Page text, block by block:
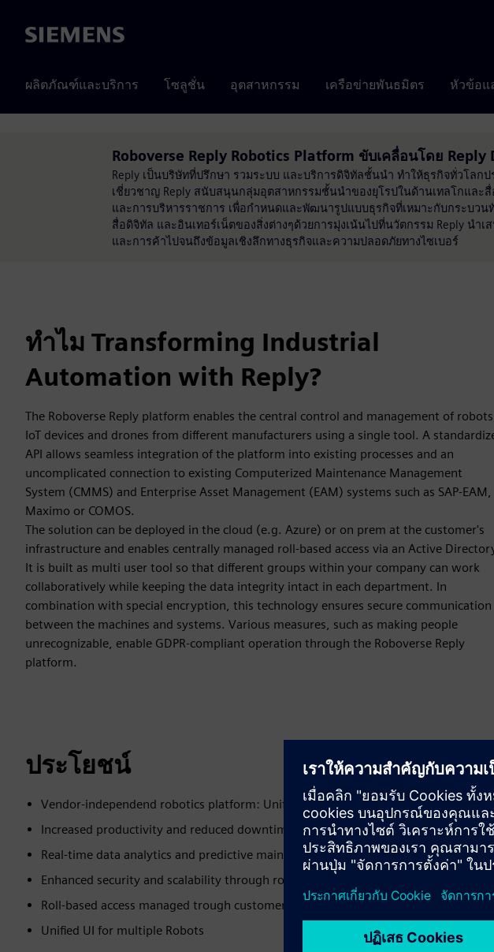
Siemens
ผลิตภัณฑ์และบริการ โซลูชั่น อุตสาหกรรม เครือข่ายพันธมิตร หัวข้อแ
Roboverse Reply Robotics Platform ขับเคลื่อนโดย Reply
Reply เป็นบริษัทที่ปรึกษา รวมระบบ และบริการดิจิทัลชั้นนำ ทำให้ธุรกิจทั่วโลก
เชี่ยวชาญ Reply สนับสนุนกลุ่มอุตสาหกรรมชั้นนำของยุโรปในด้านเทลโกและ
และการบริหารราชการ เพื่อกำหนดและพัฒนารูปแบบธุรกิจที่เหมาะกับกระบวน
สื่อดิจิทัล และอินเทอร์เน็ตของสิ่งต่างๆด้วยการมุ่งเน้นไปที่นวัตกรรม Reply น
และการค้าไปจนถึงข้อมูลเชิงลึกทางธุรกิจและความปลอดภัยทางไซเบอร์
ทำไม Transforming Industrial
Automation with Reply?
The Roboverse Reply platform enables the central control and management of
IoT devices and drones from different manufacturers using a single tool. A
API allows seamless integration of the platform into existing processes and an
uncomplicated connection to existing Computerized Maintenance Management
System (CMMS) and Enterprise Asset Management (EAM) systems such as SAP-EAM,
Maximo or COMOS.
The solution can be deployed in the cloud (e.g. Azure) or on prem at the customer's
infrastructure and enables centrally managed roll-based access via an Active
It is built as multi user tool so that different groups within your company can work
collaboratively while keeping the data integrity intact in each department. In
combination with special encryption, this technology ensures secure communication
between the machines and systems. Various measures, such as making people
unrecognizable, enable GDPR-compliant operation through the Roboverse Reply
platform.
ประโยชน์
Vendor-independend robotics platform: Unified Control Across Multiple Vendors
Increased productivity and reduced downtime
Real-time data analytics and predictive maintenance
Enhanced security and scalability through robot fleet control
Roll-based access managed trough customer Active Directory/SSO
Unified UI for multiple Robots